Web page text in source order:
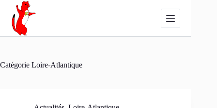
Passer
contenu
Catégorie Loire-Atlantique